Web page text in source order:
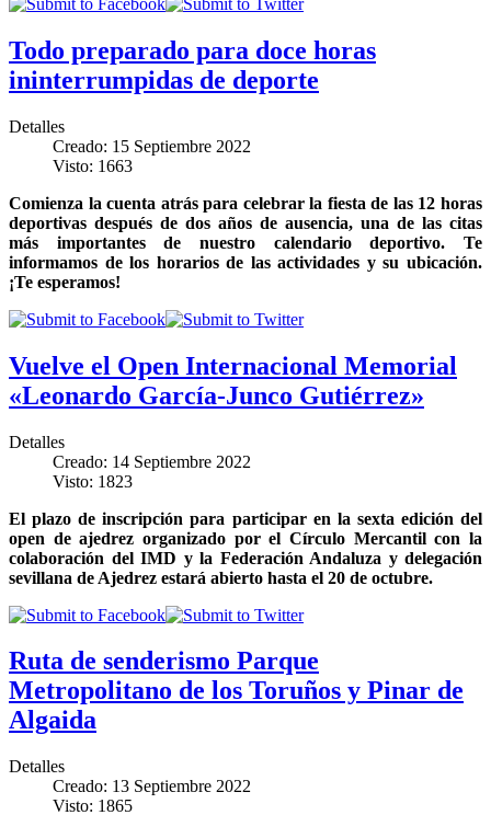
Todo preparado para doce horas
ininterrumpidas de deporte
Detalles
Creado: 15 Septiembre 2022
Visto: 1663
Comienza la cuenta atrás para celebrar la fiesta de las 12 horas
deportivas después de dos años de ausencia, una de las citas
más importantes de nuestro calendario deportivo. Te
informamos de los horarios de las actividades y su ubicación.
¡Te esperamos!
Vuelve el Open Internacional Memorial
«Leonardo García-Junco Gutiérrez»
Detalles
Creado: 14 Septiembre 2022
Visto: 1823
El plazo de inscripción para participar en la sexta edición del
open de ajedrez organizado por el Círculo Mercantil con la
colaboración del IMD y la Federación Andaluza y delegación
sevillana de Ajedrez estará abierto hasta el 20 de octubre.
Ruta de senderismo Parque
Metropolitano de los Toruños y Pinar de
Algaida
Detalles
Creado: 13 Septiembre 2022
Visto: 1865